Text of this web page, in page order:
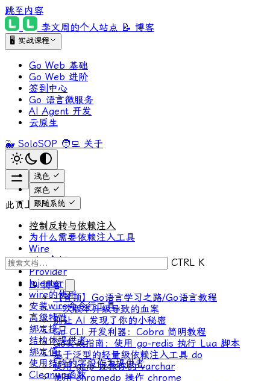
跳至内容
李文周的个人站点 📝 博客
🖥 实战课程
Go Web 基础
Go Web 进阶
签到中心
Go 语言微服务
AI Agent 开发
云原生
🐳 SoloSOP 🧑‍💻 关于
浅色
深色
跟随系统
CTRL K
📝 博客
【置顶】Go语言学习之路/Go语言教程
一次版本升级导致的血案
别让 AI 发现了你的小秘密
Go CLI 开发利器：Cobra 简明教程
Go实战指南：使用 go-redis 执行 Lua 脚本
基于泛型的轻量级依赖注入工具 do
使用 gzip 拯救你的 varchar
使用 chromedp 操作 chrome
此页上
控制反转与依赖注入
为什么需要依赖注入工具
Wire
wire介绍
Provider
Injector
wire的使用
安装wire命令行工具
高级特性
绑定接口
结构体提供者
绑定值
使用结构的字段作为提供者
Cleanup函数